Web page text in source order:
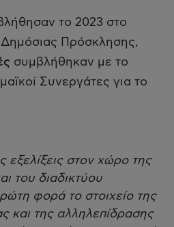
το 2023 στο
Δημόσιας Πρόσκλησης,
συμβλήθηκαν με το
Συνεργάτες για το
εξελίξεις στον χώρο της
του διαδικτύου
φορά το στοιχείο της
και της αλληλεπίδρασης